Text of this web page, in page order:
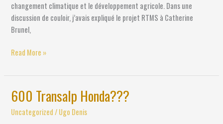
changement climatique et le développement agricole. Dans une
discussion de couloir, j’avais expliqué le projet RTMS à Catherine
Brunel,
Read More »
600 Transalp Honda???
Uncategorized/Ugo Denis
600
Transalp
Honda???